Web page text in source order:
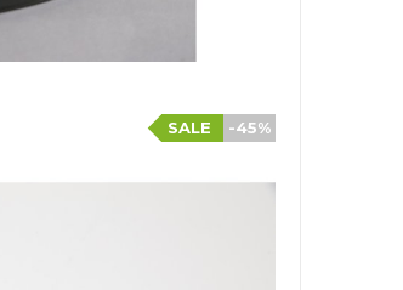
-45%
SALE